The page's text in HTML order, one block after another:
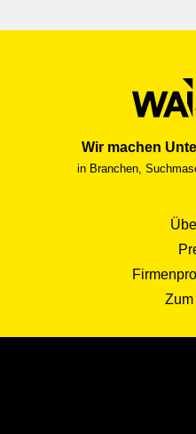
Wir machen
in Branchen,
Zum